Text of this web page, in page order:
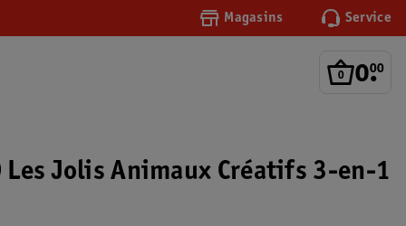
Magasins Service
0.
00
Les Jolis Animaux Créatifs 3-en-1